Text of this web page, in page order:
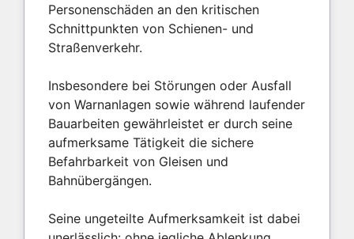
Personenschäden an den kritischen
Schnittpunkten von Schienen- und
Straßenverkehr.
Insbesondere bei Störungen oder Ausfall
von Warnanlagen sowie während laufender
Bauarbeiten gewährleistet er durch seine
aufmerksame Tätigkeit die sichere
Befahrbarkeit von Gleisen und
Bahnübergängen.
Seine ungeteilte Aufmerksamkeit ist dabei